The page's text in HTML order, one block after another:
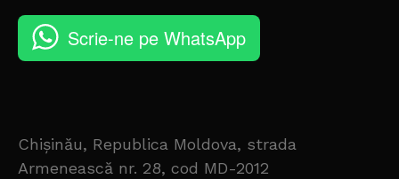
Scrie-ne pe WhatsApp
Chișinău, Republica Moldova, strada
Armenească nr. 28, cod MD-2012